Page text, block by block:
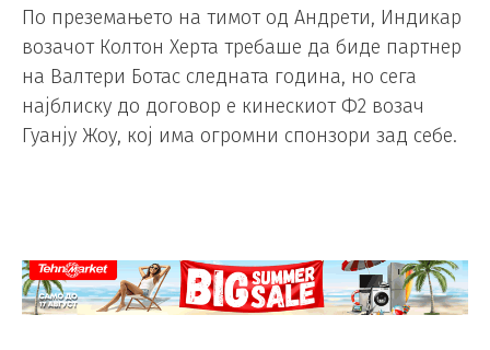
По преземањето на тимот од Андрети, Индикар
возачот Колтон Херта требаше да биде партнер
на Валтери Ботас следната година, но сега
најблиску до договор е кинескиот Ф2 возач
Гуанју Жоу, кој има огромни спонзори зад себе.